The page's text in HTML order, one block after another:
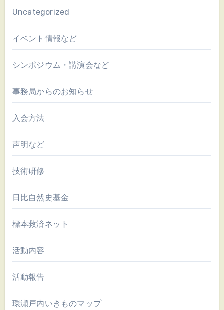
Uncategorized
イベント情報など
シンポジウム・講演会など
事務局からのお知らせ
入会方法
声明など
技術研修
日比自然史基金
標本救済ネット
活動内容
活動報告
環瀬戸内いきものマップ